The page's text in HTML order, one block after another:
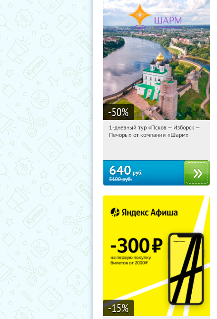
-50%
09:32:18 Купили:12
1-дневный тур «Псков — Изборск —
Печоры» от компании «Шарм»
640 руб.
5100руб.
-15%